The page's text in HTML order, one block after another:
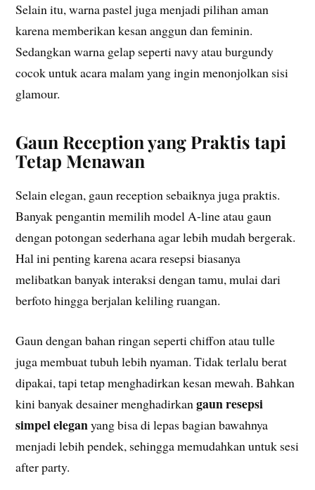
Selain itu, warna pastel juga menjadi pilihan aman
karena memberikan kesan anggun dan feminin.
Sedangkan warna gelap seperti navy atau burgundy
cocok untuk acara malam yang ingin menonjolkan sisi
glamour.
Gaun Reception yang Praktis tapi
Tetap Menawan
Selain elegan, gaun reception sebaiknya juga praktis.
Banyak pengantin memilih model A-line atau gaun
dengan potongan sederhana agar lebih mudah bergerak.
Hal ini penting karena acara resepsi biasanya
melibatkan banyak interaksi dengan tamu, mulai dari
berfoto hingga berjalan keliling ruangan.
Gaun dengan bahan ringan seperti chiffon atau tulle
juga membuat tubuh lebih nyaman. Tidak terlalu berat
dipakai, tapi tetap menghadirkan kesan mewah. Bahkan
kini banyak desainer menghadirkangaun resepsi
simpel eleganyang bisa di lepas bagian bawahnya
menjadi lebih pendek, sehingga memudahkan untuk sesi
after party.